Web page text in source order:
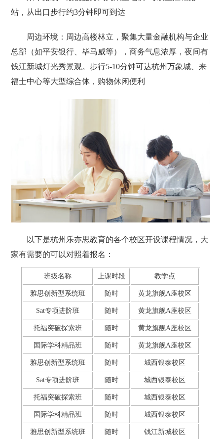
站‌，从出口步行约3分钟即可到达
周边环境：周边高楼林立，聚集大量金融机构与企业
总部（如平安银行、毕马威等），商务气息浓厚，夜间有‌
钱江新城灯光秀‌景观。步行5-10分钟可达‌杭州万象城‌、‌来
福士中心‌等大型综合体，购物休闲便利
以下是杭州乐亦思教育的各个校区开设课程情况，大
家有需要的可以对照着报名：
班级名称 上课时段 教学点
雅思创新型系统班 随时 黄龙旗舰A座校区
Sat专项进阶班 随时 黄龙旗舰A座校区
托福突破探索班 随时 黄龙旗舰A座校区
国际学科精品班 随时 黄龙旗舰A座校区
雅思创新型系统班 随时 城西银泰校区
Sat专项进阶班 随时 城西银泰校区
托福突破探索班 随时 城西银泰校区
国际学科精品班 随时 城西银泰校区
雅思创新型系统班 随时 钱江新城校区